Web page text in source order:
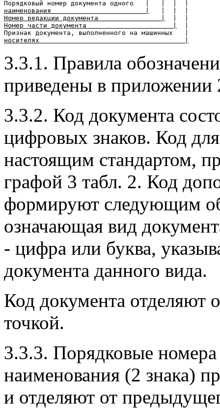
наименования                        |
Номер редакции документа                |
Номер части документа                      |
носителях                                     |
3.3.1. Правила
приведены в приложении
3.3.2. Код документа
цифровых знаков. Код
настоящим стандартом,
графой 3 табл. 2. Код
формируют следующим
означающая вид
- цифра или буква,
документа данного вида.
Код документа отделяют
точкой.
3.3.3. Порядковые
наименования (2 знака)
и отделяют от